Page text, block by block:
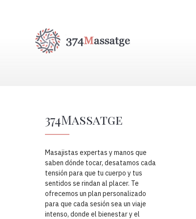
374Massatge
Masajistas expertas y manos que
saben dónde tocar, desatamos cada
tensión para que tu cuerpo y tus
sentidos se rindan al placer. Te
ofrecemos un plan personalizado
para que cada sesión sea un viaje
intenso, donde el bienestar y el